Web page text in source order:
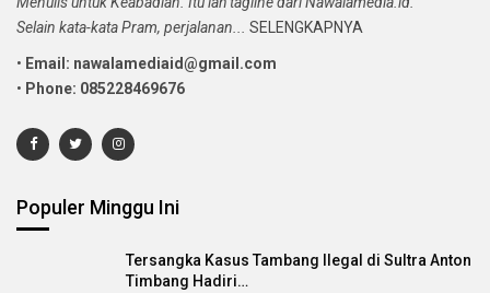
Selain kata-kata Pram, perjalanan...
SELENGKAPNYA
• Email: nawalamediaid@gmail.com
• Phone: 085228469676
Populer Minggu Ini
Tersangka Kasus Tambang Ilegal di Sultra Anton
Timbang Hadiri…